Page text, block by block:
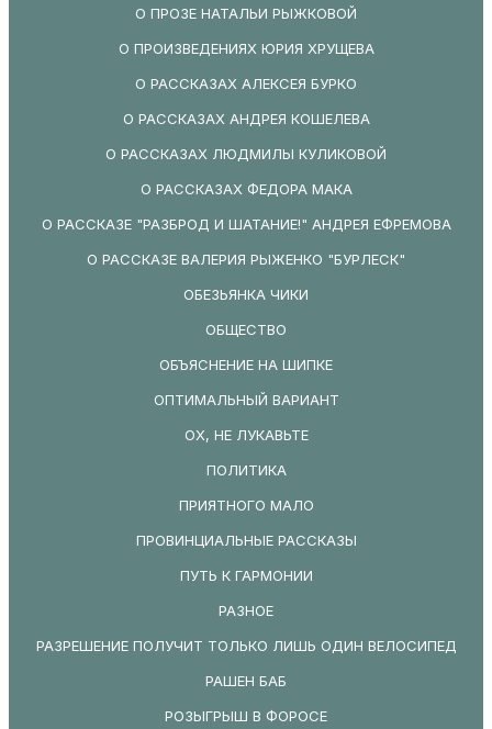
О ПРОЗЕ НАТАЛЬИ РЫЖКОВОЙ
О ПРОИЗВЕДЕНИЯХ ЮРИЯ ХРУЩЕВА
О РАССКАЗАХ АЛЕКСЕЯ БУРКО
О РАССКАЗАХ АНДРЕЯ КОШЕЛЕВА
О РАССКАЗАХ ЛЮДМИЛЫ КУЛИКОВОЙ
О РАССКАЗАХ ФЕДОРА МАКА
О РАССКАЗЕ "РАЗБРОД И ШАТАНИЕ!" АНДРЕЯ ЕФРЕМОВА
О РАССКАЗЕ ВАЛЕРИЯ РЫЖЕНКО "БУРЛЕСК"
ОБЕЗЬЯНКА ЧИКИ
ОБЩЕСТВО
ОБЪЯСНЕНИЕ НА ШИПКЕ
ОПТИМАЛЬНЫЙ ВАРИАНТ
ОХ, НЕ ЛУКАВЬТЕ
ПОЛИТИКА
ПРИЯТНОГО МАЛО
ПРОВИНЦИАЛЬНЫЕ РАССКАЗЫ
ПУТЬ К ГАРМОНИИ
РАЗНОЕ
РАЗРЕШЕНИЕ ПОЛУЧИТ ТОЛЬКО ЛИШЬ ОДИН ВЕЛОСИПЕД
РАШЕН БАБ
РОЗЫГРЫШ В ФОРОСЕ